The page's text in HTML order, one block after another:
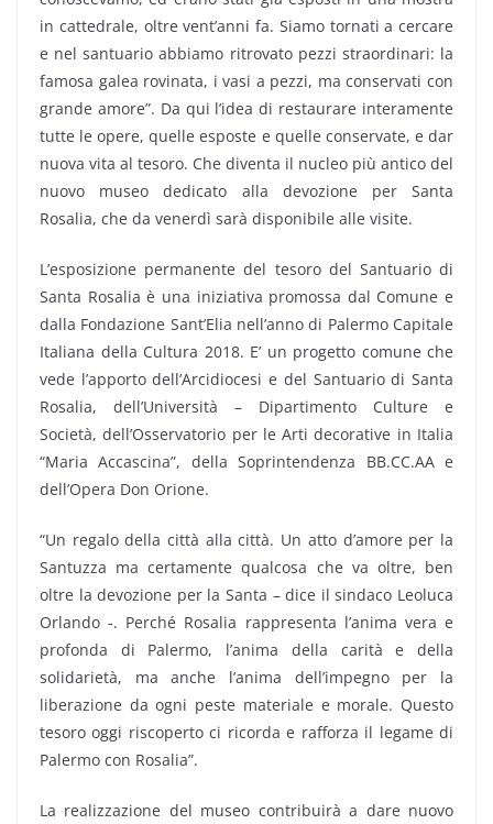
in cattedrale, oltre vent’anni fa. Siamo tornati a cercare
e nel santuario abbiamo ritrovato pezzi straordinari: la
famosa galea rovinata, i vasi a pezzi, ma conservati con
grande amore”. Da qui l’idea di restaurare interamente
tutte le opere, quelle esposte e quelle conservate, e dar
nuova vita al tesoro. Che diventa il nucleo più antico del
nuovo museo dedicato alla devozione per Santa
Rosalia, che da venerdì sarà disponibile alle visite.
L’esposizione permanente del tesoro del Santuario di
Santa Rosalia è una iniziativa promossa dal Comune e
dalla Fondazione Sant’Elia nell’anno di Palermo Capitale
Italiana della Cultura 2018. E’ un progetto comune che
vede l’apporto dell’Arcidiocesi e del Santuario di Santa
Rosalia, dell’Università – Dipartimento Culture e
Società, dell’Osservatorio per le Arti decorative in Italia
“Maria Accascina”, della Soprintendenza BB.CC.AA e
dell’Opera Don Orione.
“Un regalo della città alla città. Un atto d’amore per la
Santuzza ma certamente qualcosa che va oltre, ben
oltre la devozione per la Santa – dice il sindaco Leoluca
Orlando -. Perché Rosalia rappresenta l’anima vera e
profonda di Palermo, l’anima della carità e della
solidarietà, ma anche l’anima dell’impegno per la
liberazione da ogni peste materiale e morale. Questo
tesoro oggi riscoperto ci ricorda e rafforza il legame di
Palermo con Rosalia”.
La realizzazione del museo contribuirà a dare nuovo